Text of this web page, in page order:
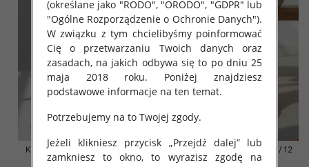
Klapki damskie Roz 36-42 / 12
par
Klapki damskie Roz 36-42 / 12
par
(określane jako "RODO", "ORODO", "GDPR" lub
"Ogólne Rozporządzenie o Ochronie Danych").
W związku z tym chcielibyśmy poinformować
Cię o przetwarzaniu Twoich danych oraz
zasadach, na jakich odbywa się to po dniu 25
maja 2018 roku. Poniżej znajdziesz
podstawowe informacje na ten temat.
Potrzebujemy na to Twojej zgody.
Jeżeli klikniesz przycisk „Przejdź dalej” lub
zamkniesz to okno, to wyrazisz zgodę na